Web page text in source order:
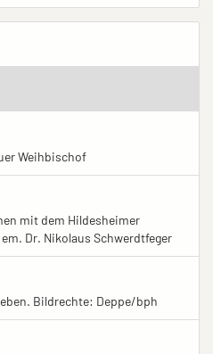
Weihbischof
mit dem Hildesheimer
Dr. Nikolaus Schwerdtfeger
Bildrechte: Deppe/bph